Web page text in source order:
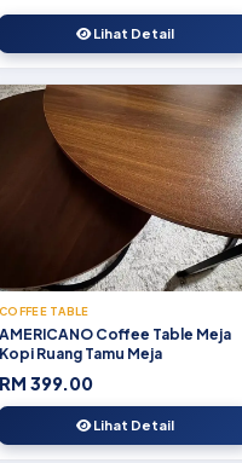
Lihat Detail
COFFEE TABLE
AMERICANO Coffee Table Meja
Kopi Ruang Tamu Meja
RM 399.00
Lihat Detail